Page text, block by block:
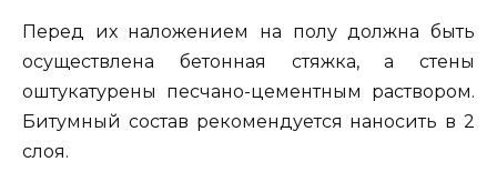
Перед их наложением на полу должна быть
осуществлена бетонная стяжка, а стены
оштукатурены песчано-цементным раствором.
Битумный состав рекомендуется наносить в 2
слоя.